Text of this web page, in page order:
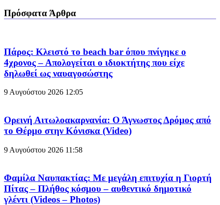
Πρόσφατα Άρθρα
Πάρος: Κλειστό το beach bar όπου πνίγηκε ο
4χρονος – Απολογείται ο ιδιοκτήτης που είχε
δηλωθεί ως ναυαγοσώστης
9 Αυγούστου 2026 12:05
Ορεινή Αιτωλοακαρνανία: Ο Άγνωστος Δρόμος από
το Θέρμο στην Κόνισκα (Video)
9 Αυγούστου 2026 11:58
Φαμίλα Ναυπακτίας: Με μεγάλη επιτυχία η Γιορτή
Πίτας – Πλήθος κόσμου – αυθεντικό δημοτικό
γλέντι (Videos – Photos)